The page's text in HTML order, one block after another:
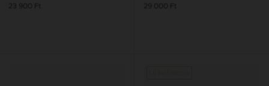
23 900 Ft 29 000 Ft